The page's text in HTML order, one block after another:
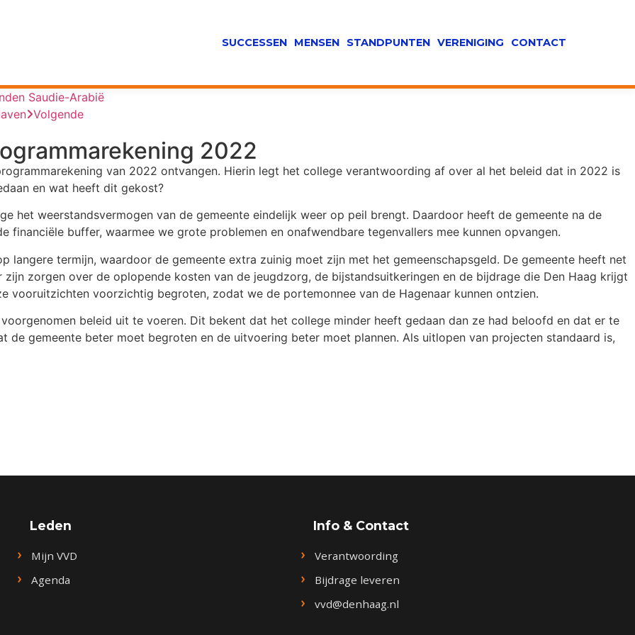
SUCCESSEN MENSEN STANDPUNTEN VERENIGING CONTACT
Saudie-Arabië
Volgende
2022
van 2022 ontvangen. Hierin legt het college verantwoording af over al het beleid dat in 2022 is
en wat heeft dit gekost?
het weerstandsvermogen van de gemeente eindelijk weer op peil brengt. Daardoor heeft de gemeente na de
financiële buffer, waarmee we grote problemen en onafwendbare tegenvallers mee kunnen opvangen.
termijn, waardoor de gemeente extra zuinig moet zijn met het gemeenschapsgeld. De gemeente heeft net
zorgen over de oplopende kosten van de jeugdzorg, de bijstandsuitkeringen en de bijdrage die Den Haag krijgt
vooruitzichten voorzichtig begroten, zodat we de portemonnee van de Hagenaar kunnen ontzien.
beleid uit te voeren. Dit bekent dat het college minder heeft gedaan dan ze had beloofd en dat er te
gemeente beter moet begroten en de uitvoering beter moet plannen. Als uitlopen van projecten standaard is,
Leden
Mijn VVD
Agenda
Info & Contact
Verantwoording
Bijdrage leveren
vvd@denhaag.nl